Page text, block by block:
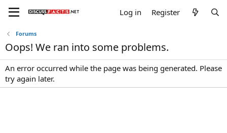
Log in Register
Forums
Oops! We ran into some problems.
An error occurred while the page was being generated. Please
try again later.